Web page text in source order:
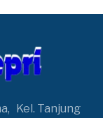
Kel. Tanjung